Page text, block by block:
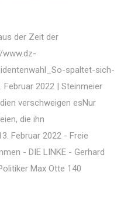
der Zeit der
www.dz-
spaltet-sich-
Februar 2022 | Steinmeier
verschweigen esNur
die ihn
Februar 2022 - Freie
- DIE LINKE - Gerhard
Max Otte 140